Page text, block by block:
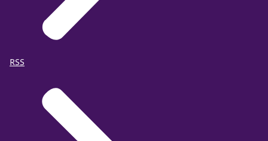
RSS